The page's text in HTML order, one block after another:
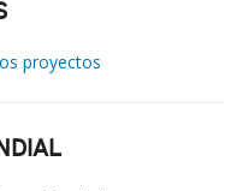
proyectos